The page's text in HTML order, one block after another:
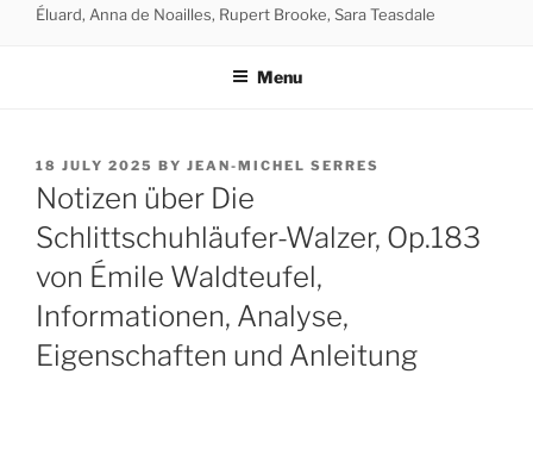
Éluard, Anna de Noailles, Rupert Brooke, Sara Teasdale
Menu
POSTED
ON
18 JULY 2025 BY JEAN-MICHEL SERRES
Notizen über Die
Schlittschuhläufer-Walzer, Op.183
von Émile Waldteufel,
Informationen, Analyse,
Eigenschaften und Anleitung